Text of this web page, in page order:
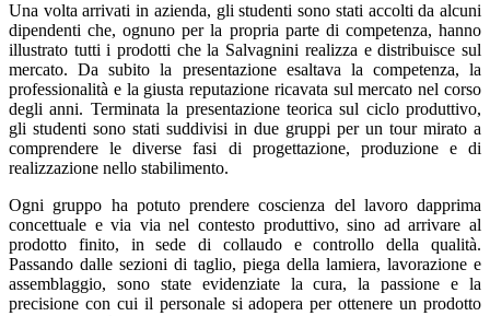
Una volta arrivati in azienda, gli studenti sono stati accolti da alcuni
dipendenti che, ognuno per la propria parte di competenza, hanno
illustrato tutti i prodotti che la Salvagnini realizza e distribuisce sul
mercato. Da subito la presentazione esaltava la competenza, la
professionalità e la giusta reputazione ricavata sul mercato nel corso
degli anni. Terminata la presentazione teorica sul ciclo produttivo,
gli studenti sono stati suddivisi in due gruppi per un tour mirato a
comprendere le diverse fasi di
progettazione, produzione e di
realizzazione nello stabilimento.
Ogni gruppo ha potuto prendere coscienza del lavoro dapprima
concettuale e via via nel contesto produttivo, sino ad arrivare al
prodotto finito, in sede di collaudo e controllo della qualità.
Passando dalle sezioni di taglio, piega della lamiera, lavorazione e
assemblaggio, sono state evidenziate
la cura, la passione e la
precisione con cui il personale si adopera perottenereun prodotto